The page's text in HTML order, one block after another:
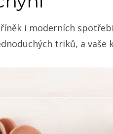
i moderních
triků, a vaše